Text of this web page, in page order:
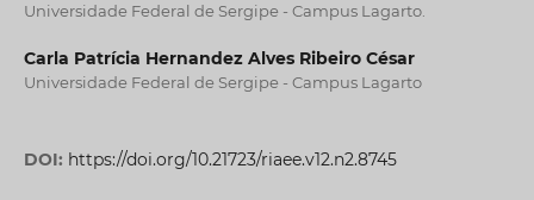
Universidade Federal de Sergipe - Campus Lagarto.
Carla Patrícia Hernandez Alves Ribeiro César
Universidade Federal de Sergipe - Campus Lagarto
DOI: https://doi.org/10.21723/riaee.v12.n2.8745